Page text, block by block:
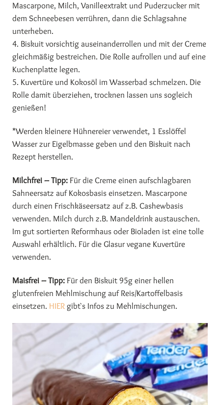
Mascarpone, Milch, Vanilleextrakt und Puderzucker mit
dem Schneebesen verrühren, dann die Schlagsahne
unterheben.
4. Biskuit vorsichtig auseinanderrollen und mit der Creme
gleichmäßig bestreichen. Die Rolle aufrollen und auf eine
Kuchenplatte legen.
5. Kuvertüre und Kokosöl im Wasserbad schmelzen. Die
Rolle damit überziehen, trocknen lassen uns sogleich
genießen!
*Werden kleinere Hühnereier verwendet, 1 Esslöffel
Wasser zur Eigelbmasse geben und den Biskuit nach
Rezept herstellen.
Milchfrei – Tipp: Für die Creme einen aufschlagbaren
Sahneersatz auf Kokosbasis einsetzen. Mascarpone
durch einen Frischkäseersatz auf z.B. Cashewbasis
verwenden. Milch durch z.B. Mandeldrink austauschen.
Im gut sortierten Reformhaus oder Bioladen ist eine tolle
Auswahl erhältlich. Für die Glasur vegane Kuvertüre
verwenden.
Maisfrei – Tipp: Für den Biskuit 95g einer hellen
glutenfreien Mehlmischung auf Reis/Kartoffelbasis
einsetzen. HIER gibt`s Infos zu Mehlmischungen.